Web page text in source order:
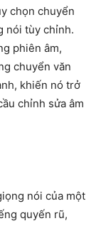
chọn chuyển
nói tùy chỉnh.
phiên âm,
chuyển văn
khiến nó trở
chỉnh sửa âm
nói của một
quyến rũ,